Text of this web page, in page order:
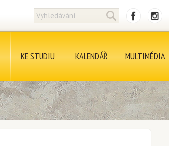
KE STUDIU KALENDÁŘ MULTIMÉDIA